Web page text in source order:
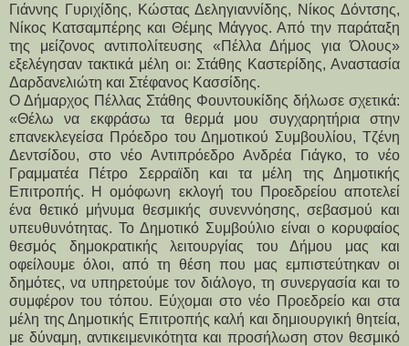
Γιάννης Γυριχίδης, Κώστας Δεληγιαννίδης, Νίκος Δόντσης,
Νίκος Κατσαμπέρης και Θέμης Μάγγος. Από την παράταξη
της μείζονος αντιπολίτευσης «Πέλλα Δήμος για Όλους»
εξελέγησαν τακτικά μέλη οι: Στάθης Καστερίδης, Αναστασία
Δαρδανελιώτη και Στέφανος Κασσίδης.
Ο Δήμαρχος Πέλλας Στάθης Φουντουκίδης δήλωσε σχετικά:
«Θέλω να εκφράσω τα θερμά μου συγχαρητήρια στην
επανεκλεγείσα Πρόεδρο του Δημοτικού Συμβουλίου, Τζένη
Δεντσίδου, στο νέο Αντιπρόεδρο Ανδρέα Γιάγκο, το νέο
Γραμματέα Πέτρο Σερραϊδη και τα μέλη της Δημοτικής
Επιτροπής. Η ομόφωνη εκλογή του Προεδρείου αποτελεί
ένα θετικό μήνυμα θεσμικής συνεννόησης, σεβασμού και
υπευθυνότητας. Το Δημοτικό Συμβούλιο είναι ο κορυφαίος
θεσμός δημοκρατικής λειτουργίας του Δήμου μας και
οφείλουμε όλοι, από τη θέση που μας εμπιστεύτηκαν οι
δημότες, να υπηρετούμε τον διάλογο, τη συνεργασία και το
συμφέρον του τόπου. Εύχομαι στο νέο Προεδρείο και στα
μέλη της Δημοτικής Επιτροπής καλή και δημιουργική θητεία,
με δύναμη, αντικειμενικότητα και προσήλωση στον θεσμικό